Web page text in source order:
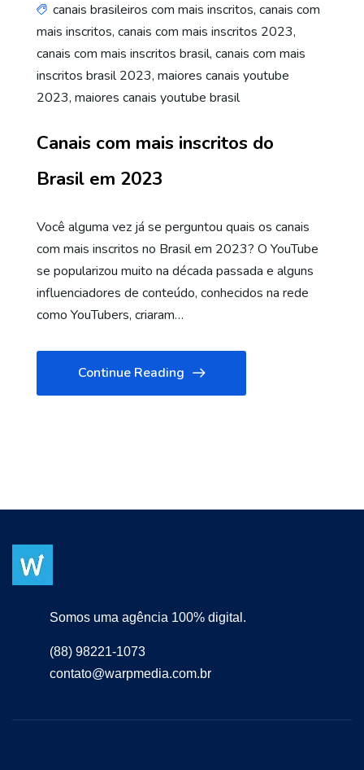
canais brasileiros com mais inscritos, canais com
mais inscritos, canais com mais inscritos 2023,
canais com mais inscritos brasil, canais com mais
inscritos brasil 2023, maiores canais youtube
2023, maiores canais youtube brasil
Canais com mais inscritos do
Brasil em 2023
Você alguma vez já se perguntou quais os canais
com mais inscritos no Brasil em 2023? O YouTube
se popularizou muito na década passada e alguns
influenciadores de conteúdo, conhecidos na rede
como YouTubers, criaram…
Continue Reading
Somos uma agência 100% digital.
(88) 98221-1073
contato@warpmedia.com.br